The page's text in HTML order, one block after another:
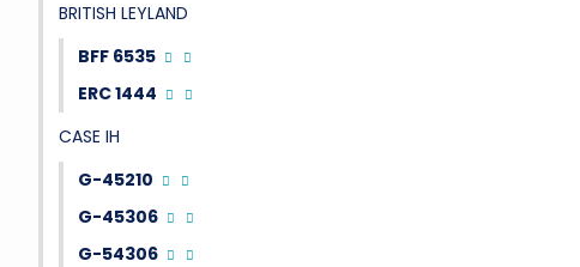
BRITISH LEYLAND
BFF 6535
ERC 1444
CASE IH
G-45210
G-45306
G-54306